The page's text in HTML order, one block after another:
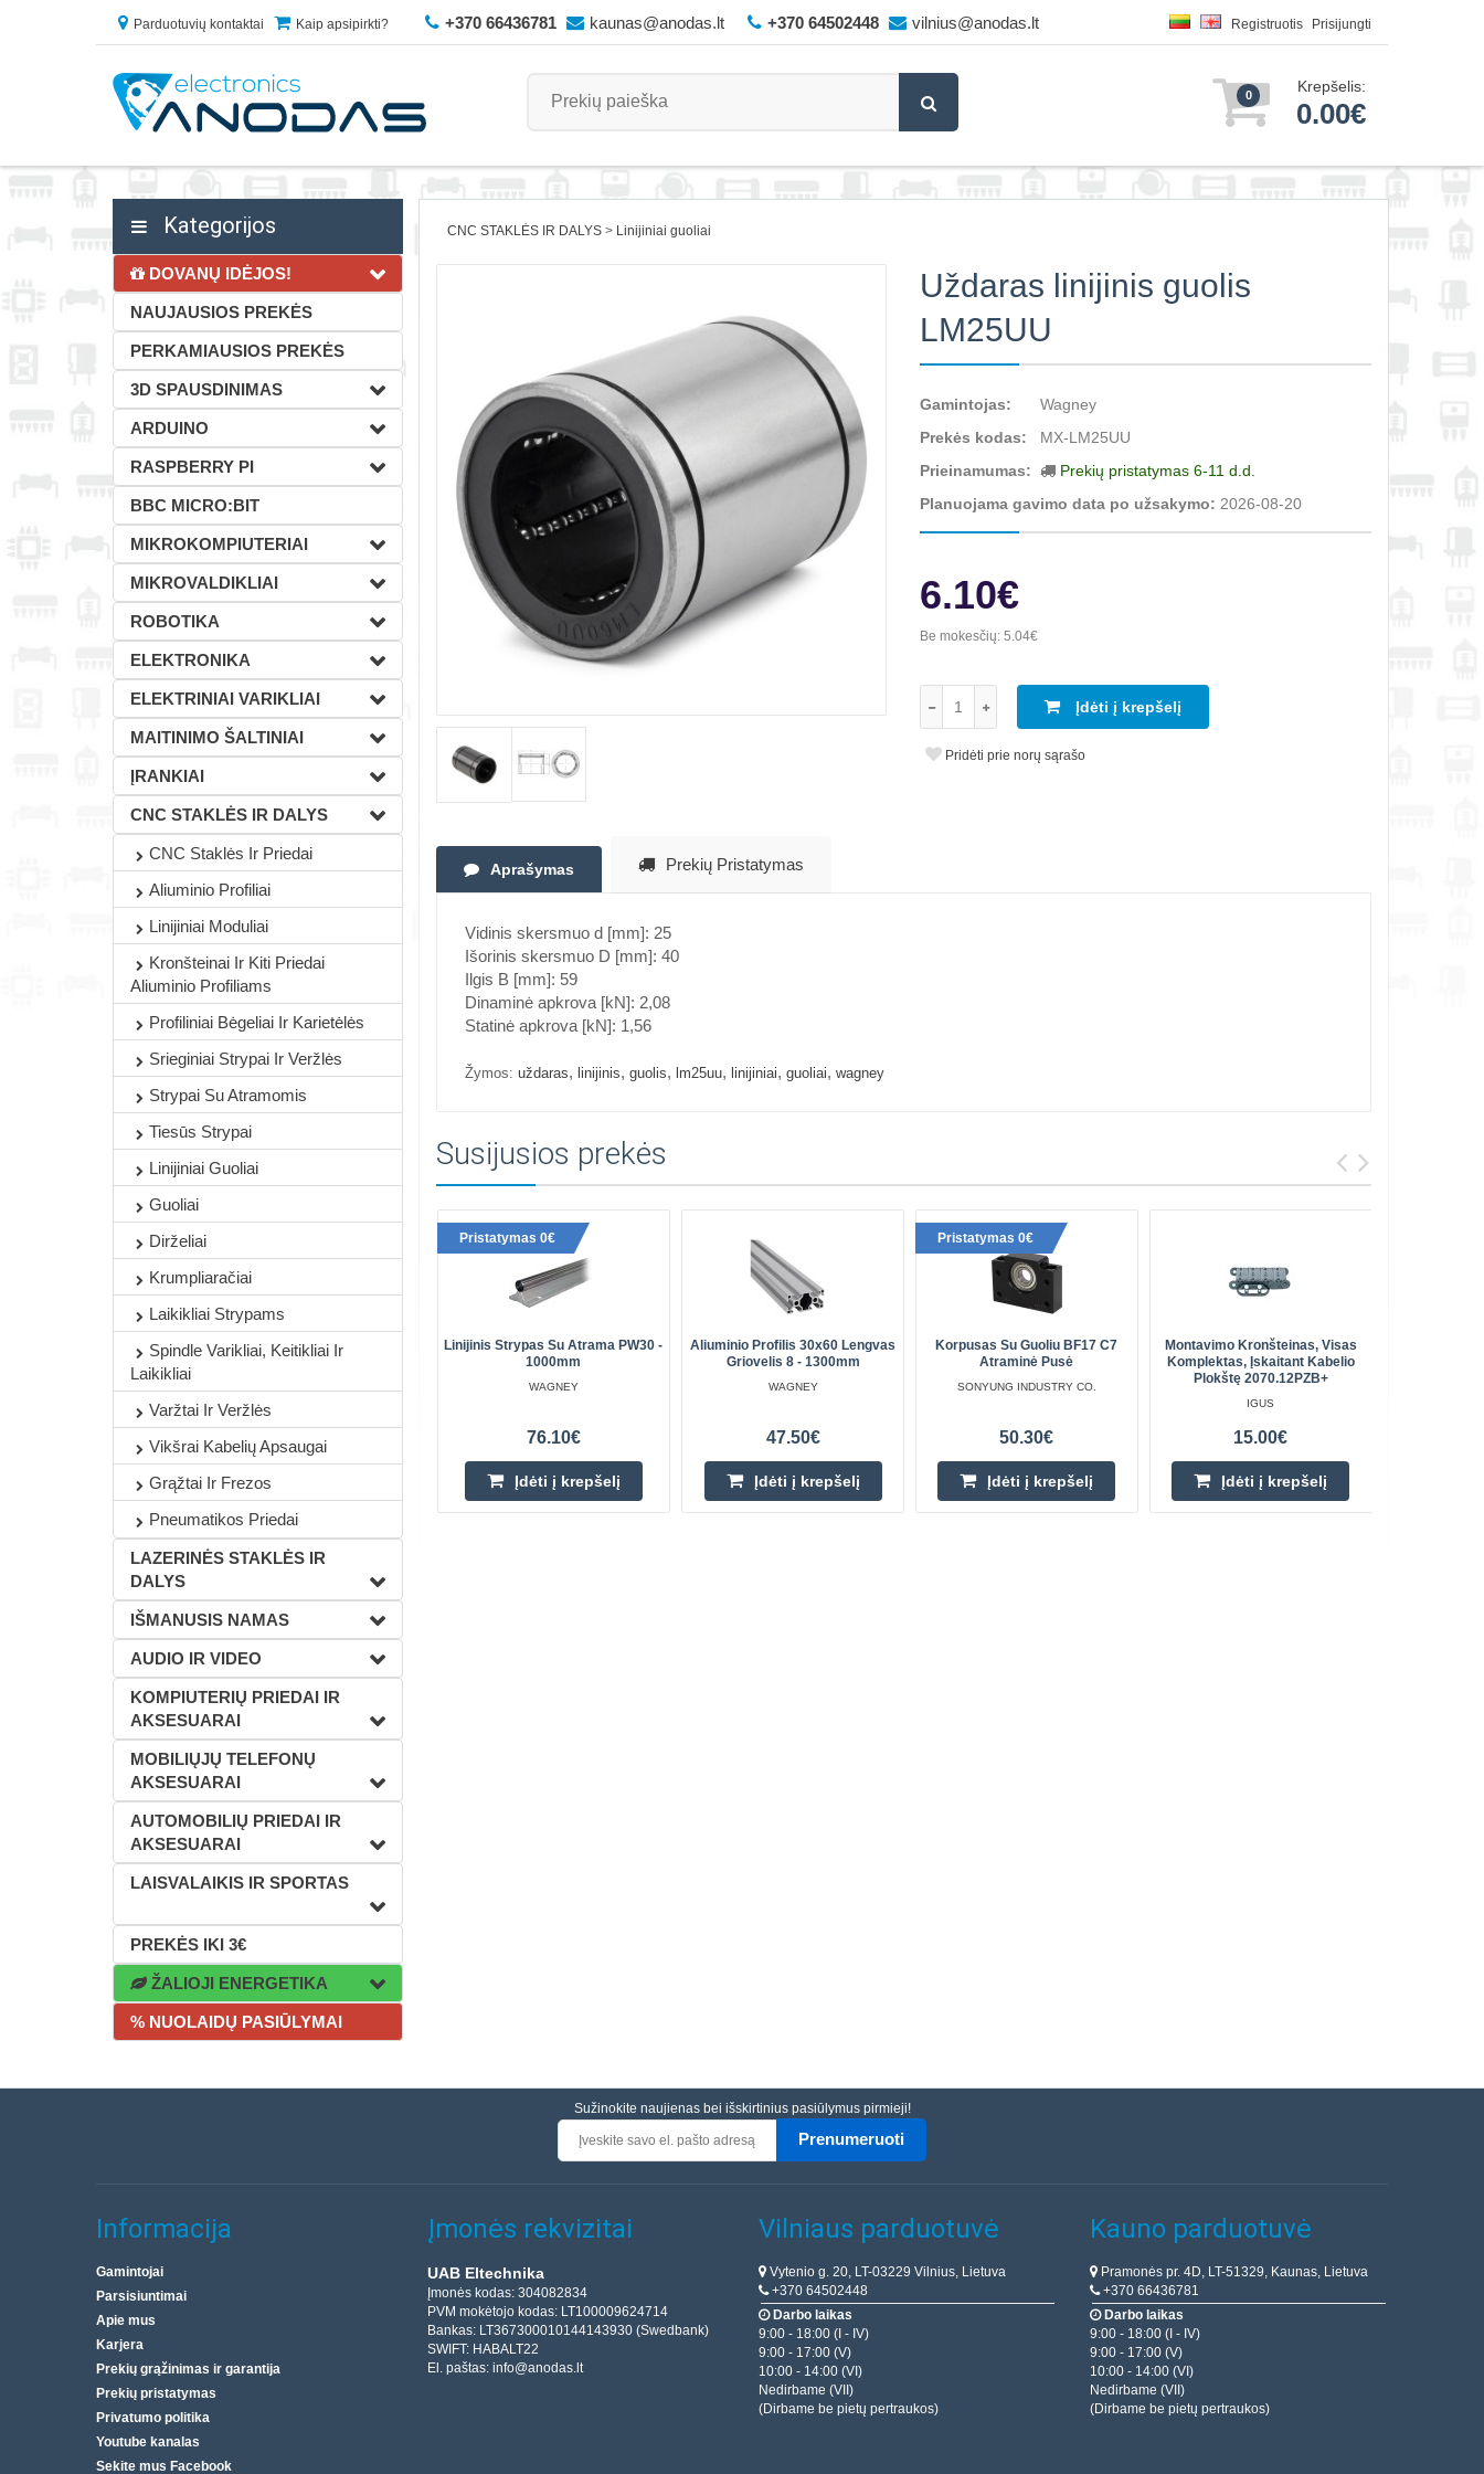
Parduotuvių kontaktai Kaip apsipirkti? +370 66436781 kaunas@anodas.lt +370 64502448 vilnius@anodas.lt Registruotis Prisijungti
0 Krepšelis:
0.00€
Kategorijos
DOVANŲ IDĖJOS!
NAUJAUSIOS PREKĖS
PERKAMIAUSIOS PREKĖS
3D SPAUSDINIMAS
ARDUINO
RASPBERRY PI
BBC MICRO:BIT
MIKROKOMPIUTERIAI
MIKROVALDIKLIAI
ROBOTIKA
ELEKTRONIKA
ELEKTRINIAI VARIKLIAI
MAITINIMO ŠALTINIAI
ĮRANKIAI
CNC STAKLĖS IR DALYS
CNC Staklės Ir Priedai
Aliuminio Profiliai
Linijiniai Moduliai
Kronšteinai Ir Kiti Priedai
Aliuminio Profiliams
Profiliniai Bėgeliai Ir Karietėlės
Srieginiai Strypai Ir Veržlės
Strypai Su Atramomis
Tiesūs Strypai
Linijiniai Guoliai
Guoliai
Dirželiai
Krumpliaračiai
Laikikliai Strypams
Spindle Varikliai, Keitikliai Ir
Laikikliai
Varžtai Ir Veržlės
Vikšrai Kabelių Apsaugai
Grąžtai Ir Frezos
Pneumatikos Priedai
LAZERINĖS STAKLĖS IR
DALYS
IŠMANUSIS NAMAS
AUDIO IR VIDEO
KOMPIUTERIŲ PRIEDAI IR
AKSESUARAI
MOBILIŲJŲ TELEFONŲ
AKSESUARAI
AUTOMOBILIŲ PRIEDAI IR
AKSESUARAI
LAISVALAIKIS IR SPORTAS
PREKĖS IKI 3€
ŽALIOJI ENERGETIKA
% NUOLAIDŲ PASIŪLYMAI
CNC STAKLĖS IR DALYS Linijiniai guoliai
Uždaras linijinis guolis
LM25UU
Gamintojas:
Wagney
Prekės kodas:
MX-LM25UU
Prieinamumas:
Prekių pristatymas 6-11 d.d.
Planuojama gavimo data po užsakymo: 2026-08-20
6.10€
Be mokesčių:5.04€
Įdėti į krepšelį
Pridėti prie norų sąrašo
Aprašymas Prekių Pristatymas
Vidinis skersmuo d [mm]: 25
Išorinis skersmuo D [mm]: 40
Ilgis B [mm]: 59
Dinaminė apkrova [kN]: 2,08
Statinė apkrova [kN]: 1,56
Žymos: uždaras, linijinis, guolis, lm25uu, linijiniai, guoliai, wagney
Susijusios prekės
Pristatymas 0€
Linijinis Strypas Su Atrama PW30 -
1000mm
WAGNEY
76.10€
Įdėti į krepšelį
Aliuminio Profilis 30x60 Lengvas
Griovelis 8 - 1300mm
WAGNEY
47.50€
Įdėti į krepšelį
Pristatymas 0€
Korpusas Su Guoliu BF17 C7
Atraminė Pusė
SONYUNG INDUSTRY CO.
50.30€
Įdėti į krepšelį
Montavimo Kronšteinas, Visas
Komplektas, Įskaitant Kabelio
Plokštę 2070.12PZB+
IGUS
15.00€
Įdėti į krepšelį
Sužinokite naujienas bei išskirtinius pasiūlymus pirmieji!
Prenumeruoti
Informacija
Gamintojai
Parsisiuntimai
Apie mus
Karjera
Prekių grąžinimas ir garantija
Prekių pristatymas
Privatumo politika
Youtube kanalas
Sekite mus Facebook
Įmonės rekvizitai
UAB Eltechnika
Įmonės kodas: 304082834
PVM mokėtojo kodas: LT100009624714
Bankas: LT367300010144143930 (Swedbank)
SWIFT: HABALT22
El. paštas: info@anodas.lt
Vilniaus parduotuvė
Vytenio g. 20, LT-03229 Vilnius, Lietuva
+370 64502448
Darbo laikas
9:00 - 18:00 (I - IV)
9:00 - 17:00 (V)
10:00 - 14:00 (VI)
Nedirbame (VII)
(Dirbame be pietų pertraukos)
Kauno parduotuvė
Pramonės pr. 4D, LT-51329, Kaunas, Lietuva
+370 66436781
Darbo laikas
9:00 - 18:00 (I - IV)
9:00 - 17:00 (V)
10:00 - 14:00 (VI)
Nedirbame (VII)
(Dirbame be pietų pertraukos)